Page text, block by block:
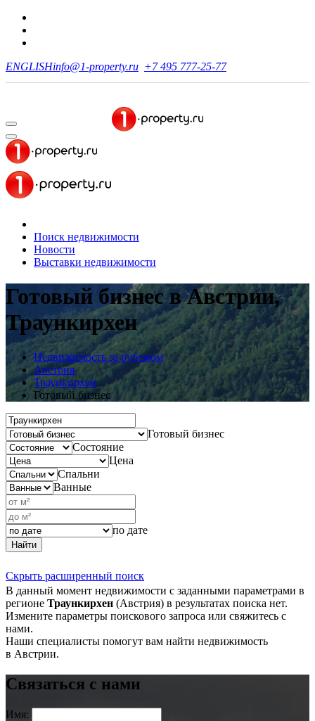
ENGLISHinfo@1-property.ru +7 495 777-25-77
Поиск недвижимости
Новости
Выставки недвижимости
Готовый бизнес в Австрии,
Траункирхен
Недвижимость за рубежом
Австрия
Траункирхен
Готовый бизнес
Готовый бизнес
Состояние
Цена
Спальни
Ванные
по дате
Найти
Скрыть расширенный поиск
В данный момент недвижимости с заданными параметрами в
регионе Траункирхен (Австрия) в результатах поиска нет.
Измените параметры поискового запроса или свяжитесь с
нами.
Наши специалисты помогут вам найти недвижимость
в Австрии.
Связаться с нами
Имя: